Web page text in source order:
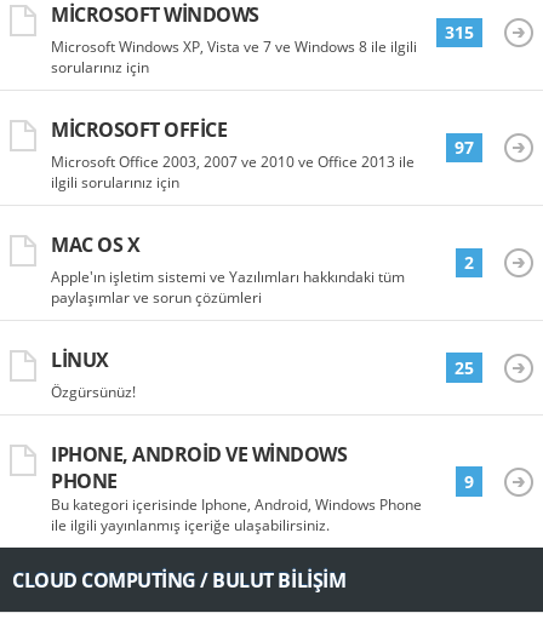
MICROSOFT WINDOWS
Microsoft Windows XP, Vista ve 7 ve Windows 8 ile ilgili
sorularınız için
315
MICROSOFT OFFICE
Microsoft Office 2003, 2007 ve 2010 ve Office 2013 ile
ilgili sorularınız için
97
MAC OS X
Apple'ın işletim sistemi ve Yazılımları hakkındaki tüm
paylaşımlar ve sorun çözümleri
2
LINUX
Özgürsünüz!
25
IPHONE, ANDROID VE WINDOWS
PHONE
Bu kategori içerisinde Iphone, Android, Windows Phone
ile ilgili yayınlanmış içeriğe ulaşabilirsiniz.
9
CLOUD COMPUTING / BULUT BILIŞIM